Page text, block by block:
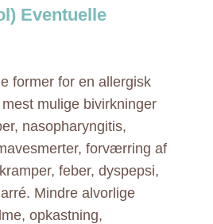
Eventuelle
former for en allergisk
mulige bivirkninger
nasopharyngitis,
forværring af
feber, dyspepsi,
Mindre alvorlige
opkastning,